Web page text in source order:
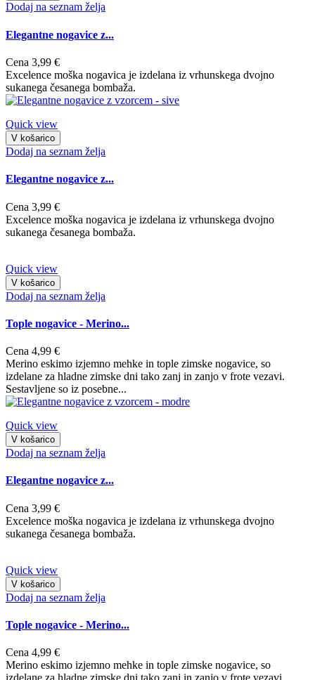
Dodaj na seznam želja
Elegantne nogavice z...
Cena 3,99 €
Excelence moška nogavica je izdelana iz vrhunskega dvojno
sukanega česanega bombaža.
Quick view
V košarico
Dodaj na seznam želja
Elegantne nogavice z...
Cena 3,99 €
Excelence moška nogavica je izdelana iz vrhunskega dvojno
sukanega česanega bombaža.
Quick view
V košarico
Dodaj na seznam želja
Tople nogavice - Merino...
Cena 4,99 €
Merino eskimo izjemno mehke in tople zimske nogavice, so
izdelane za hladne zimske dni tako zanj in zanjo v frote vezavi.
Sestavljene so iz posebne...
Quick view
V košarico
Dodaj na seznam želja
Elegantne nogavice z...
Cena 3,99 €
Excelence moška nogavica je izdelana iz vrhunskega dvojno
sukanega česanega bombaža.
Quick view
V košarico
Dodaj na seznam želja
Tople nogavice - Merino...
Cena 4,99 €
Merino eskimo izjemno mehke in tople zimske nogavice, so